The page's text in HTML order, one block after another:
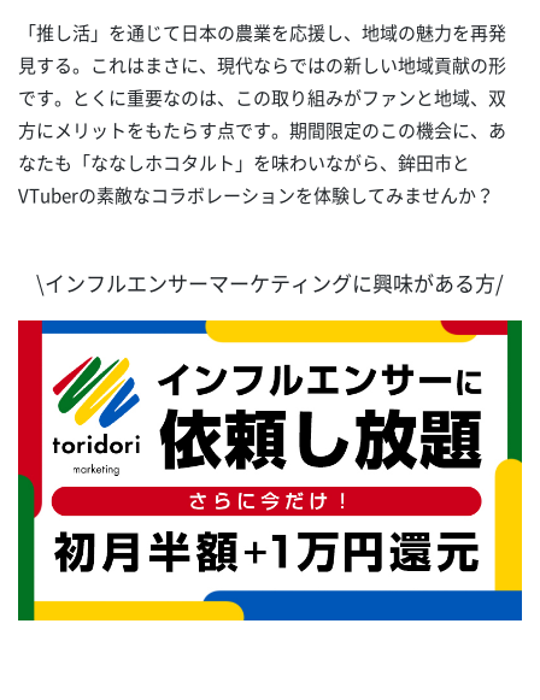
「推し活」を通じて日本の農業を応援し、地域の魅力を再発
見する。これはまさに、現代ならではの新しい地域貢献の形
です。とくに重要なのは、この取り組みがファンと地域、双
方にメリットをもたらす点です。期間限定のこの機会に、あ
なたも「ななしホコタルト」を味わいながら、鉾田市と
VTuberの素敵なコラボレーションを体験してみませんか？
\インフルエンサーマーケティングに興味がある方/